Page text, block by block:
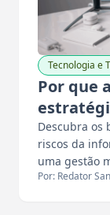
Tecnologia e
Por que
Descubra os
riscos da
uma gestão
Por: Redator